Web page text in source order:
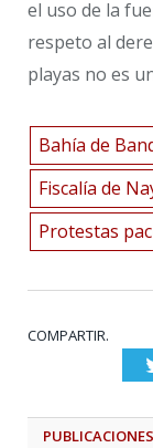
el uso de la
respeto al
playas no es
Bahía de
Fiscalía de
Protestas
COMPARTIR.
PUBLICACIONES